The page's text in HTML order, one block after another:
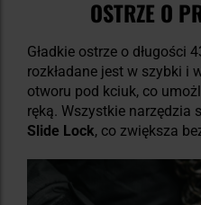
OSTRZE O
Gładkie ostrze o długości
rozkładane jest w szybki i
otworu pod kciuk, co
ręką. Wszystkie narzędzia
Slide Lock, co zwiększa